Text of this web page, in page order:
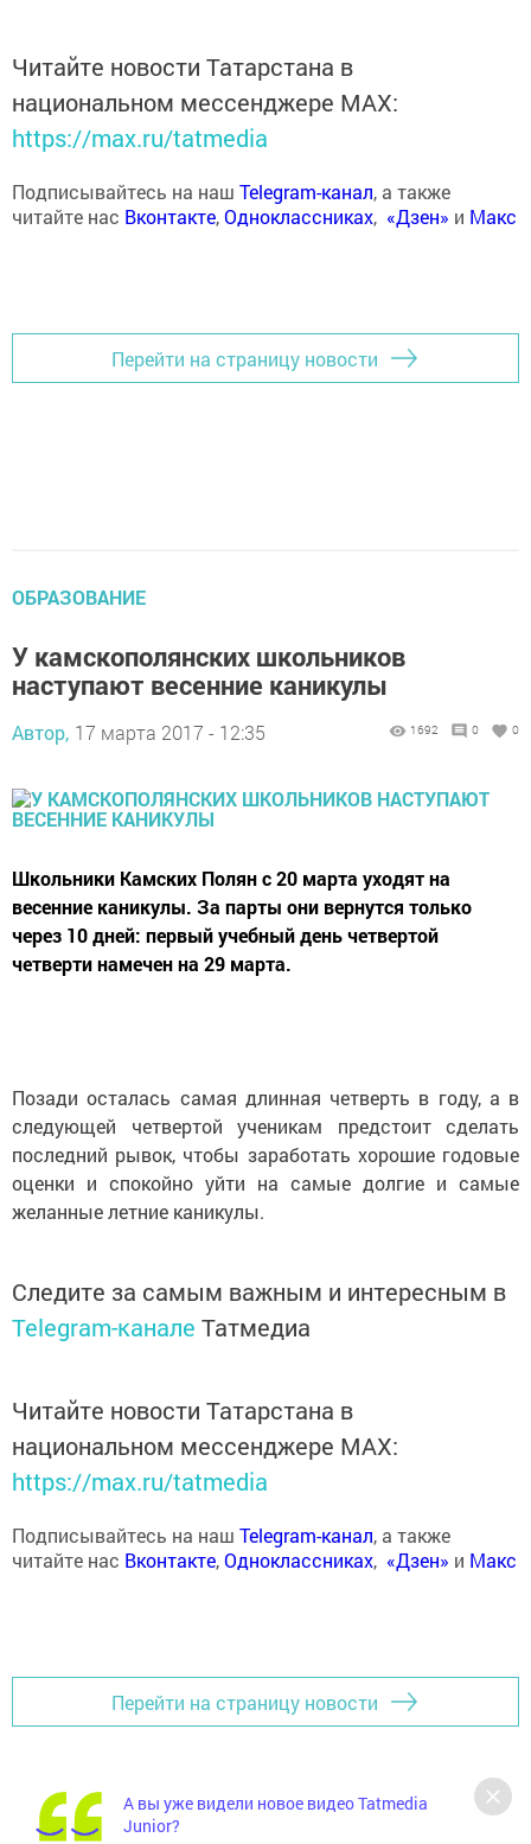
Читайте новости Татарстана в
национальном мессенджере MАХ:
https://max.ru/tatmedia
Подписывайтесь на наш Telegram-канал, а также
читайте нас Вконтакте,Одноклассниках, «Дзен» и Макс
Перейти на страницу новости
ОБРАЗОВАНИЕ
У камскополянских школьников
наступают весенние каникулы
Автор, 17 марта 2017 - 12:35 1692 0 0
Школьники Камских Полян с 20 марта уходят на
весенние каникулы. За парты они вернутся только
через 10 дней: первый учебный день четвертой
четверти намечен на 29 марта.
Позади осталась самая длинная четверть в году, а в
следующей четвертой ученикам предстоит сделать
последний рывок, чтобы заработать хорошие годовые
оценки и спокойно уйти на самые долгие и самые
желанные летние каникулы.
Следите за самым важным и интересным в
Telegram-канале Татмедиа
Читайте новости Татарстана в
национальном мессенджере MАХ:
https://max.ru/tatmedia
Подписывайтесь на наш Telegram-канал, а также
читайте нас Вконтакте,Одноклассниках, «Дзен» и Макс
Перейти на страницу новости
А вы уже видели новое видео Tatmedia
Junior?